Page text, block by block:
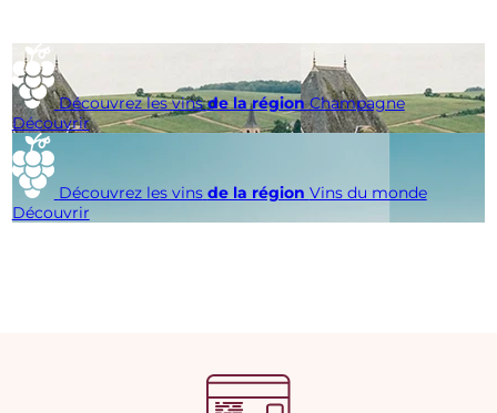
Découvrez les vins de la régionChampagne
Découvrir
Découvrez les vins de la région Vins du monde
Découvrir